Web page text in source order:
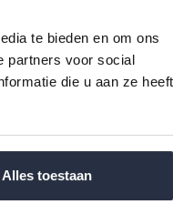
te bieden en om ons
partners voor social
die u aan ze heeft
Alles toestaan
17 kilometer loopt
Alcántara. Langs
en villa’s op
in en rond het
woning kopers